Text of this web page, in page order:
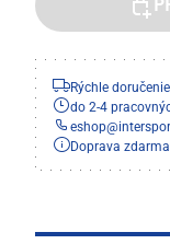
Rýchle doručenie
do 2-4
eshop@
Doprava